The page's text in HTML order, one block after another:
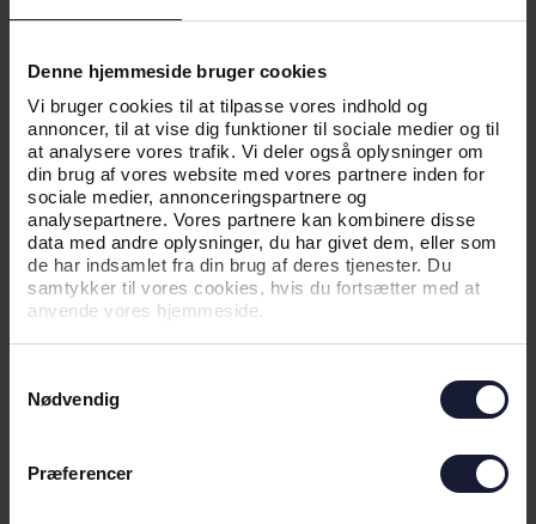
Denne hjemmeside bruger cookies
Vi bruger cookies til at tilpasse vores indhold og
annoncer, til at vise dig funktioner til sociale medier og til
at analysere vores trafik. Vi deler også oplysninger om
din brug af vores website med vores partnere inden for
sociale medier, annonceringspartnere og
analysepartnere. Vores partnere kan kombinere disse
data med andre oplysninger, du har givet dem, eller som
de har indsamlet fra din brug af deres tjenester. Du
samtykker til vores cookies, hvis du fortsætter med at
anvende vores hjemmeside.
Nødvendig
Præferencer
02.08.2026
NYHED
VELKOMMEN TIL LÆRKE TINGLEFF